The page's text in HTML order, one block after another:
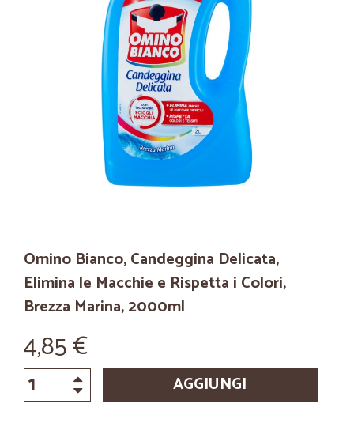
Omino Bianco, Candeggina Delicata,
Elimina le Macchie e Rispetta i Colori,
Brezza Marina, 2000ml
4,85 €
AGGIUNGI